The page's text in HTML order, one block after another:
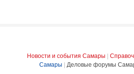
Новости и события Самары
Самары
Деловые форумы